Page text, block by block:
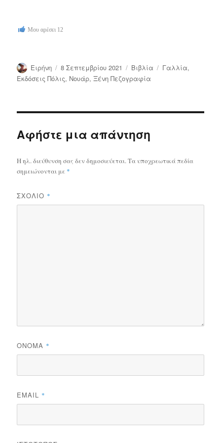
Μου αρέσει 12
Συντάκτης
Ειρήνη
Δημοσιεύτηκε
την
8 Σεπτεμβρίου 2021 Κατηγορίες
Bιβλία Ετικέτες
Γαλλία,
Εκδόσεις Πόλις, Νουάρ,Ξένη Πεζογραφία
Αφήστε μια απάντηση
Η ηλ. διεύθυνση σας δεν δημοσιεύεται.Τα υποχρεωτικά πεδία
σημειώνονται με *
ΣΧΌΛΙΟ *
ΌΝΟΜΑ *
EMAIL *